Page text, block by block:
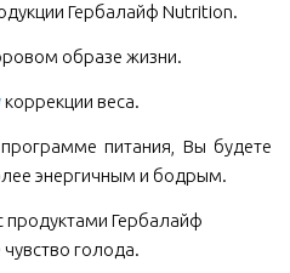
Гербалайф Nutrition.
образе жизни.
коррекции веса.
питания, Вы будете
энергичным и бодрым.
продуктами Гербалайф
голода.